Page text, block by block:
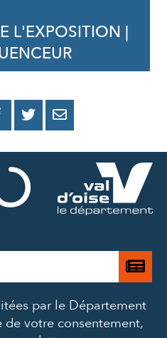
L'EXPOSITION |
PARTAGER
FACEBOOK
PARTAGER
PARTAGER
MAIL
Je
à
par le Département
de votre consentement,